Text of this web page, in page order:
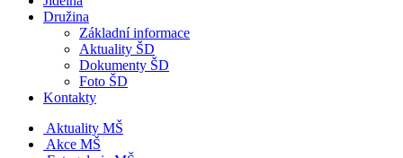
Družina
Základní informace
Aktuality ŠD
Dokumenty ŠD
Foto ŠD
Kontakty
Aktuality MŠ
Akce MŠ